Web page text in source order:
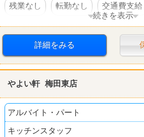
残業なし 転勤なし 交通費支給
昇給あり 賞与あり 駅チカ
続きを表示
詳細をみる
やよい軒 梅田東店
アルバイト・パート
キッチンスタッフ